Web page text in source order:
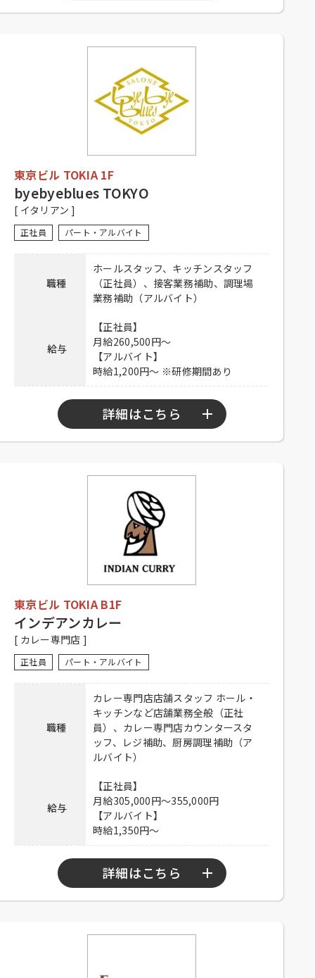
9：30～21：00
【正社員・契約社員】
シフト制、経験者優遇
【アルバイト】
勤務可能な方、高校生不可、大学生
可、主婦歓迎、フリーター歓迎、
中・高齢歓迎、経験者優遇、未経験
【正社員・契約社員】
内割引有り、交通費全額支給
【アルバイト】
社員登用有り、昇給有り、社保完
備、社内割引有り、交通費全額支給
【正社員・契約社員】
メールアドレスに履歴書・職務経歴
書を添付のうえご応募ください。
Mail：RCatFujimino@garmin.com
メールアドレスにご連絡ください。
Mail：GJStore.Saiyo@garmin.com
東京ビル TOKIA 1F
byebyeblues TOKYO
[ イタリアン ]
正社員 パート・アルバイト
職種
ホールスタッフ、キッチンスタッフ
（正社員）、接客業務補助、調理場
業務補助（アルバイト）
給与
【正社員】
月給260,500円～
【アルバイト】
時給1,200円～ ※研修期間あり
詳細はこちら
シフト制（要相談）
【正社員】
シフト制※休憩あり、経験者優遇、
未経験者可
【アルバイト】
シフト制（要相談）、大学生可、主
婦歓迎、フリーター歓迎、中・高齢
歓迎、経験者優遇、未経験者可
昇給有り、賞与有り、社保完備、休
服貸与、交通費一部支給（上限
50,000円／月）
【アルバイト】
制服貸与、交通費一部支給（上限
50,000円／月）
電話連絡後、履歴書持参のうえ、ご
来店ください。
03-6812-2131 担当：山下
東京ビル TOKIA B1F
インデアンカレー
[ カレー専門店 ]
正社員 パート・アルバイト
職種
カレー専門店店舗スタッフ ホール・
キッチンなど店舗業務全般（正社
員）、カレー専門店カウンタースタ
ッフ、レジ補助、厨房調理補助（ア
ルバイト）
給与
【正社員】
月給305,000円～355,000円
【アルバイト】
時給1,350円～
詳細はこちら